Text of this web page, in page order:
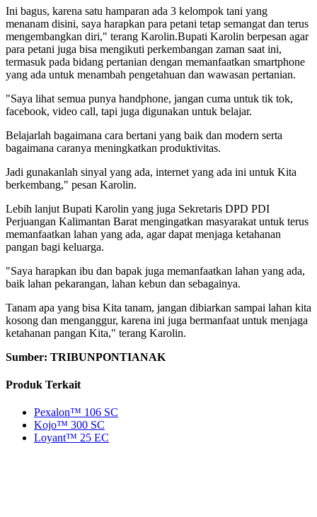
Ini bagus, karena satu hamparan ada 3 kelompok tani yang
menanam disini, saya harapkan para petani tetap semangat dan terus
mengembangkan diri," terang Karolin.Bupati Karolin berpesan agar
para petani juga bisa mengikuti perkembangan zaman saat ini,
termasuk pada bidang pertanian dengan memanfaatkan smartphone
yang ada untuk menambah pengetahuan dan wawasan pertanian.
"Saya lihat semua punya handphone, jangan cuma untuk tik tok,
facebook, video call, tapi juga digunakan untuk belajar.
Belajarlah bagaimana cara bertani yang baik dan modern serta
bagaimana caranya meningkatkan produktivitas.
Jadi gunakanlah sinyal yang ada, internet yang ada ini untuk Kita
berkembang," pesan Karolin.
Lebih lanjut Bupati Karolin yang juga Sekretaris DPD PDI
Perjuangan Kalimantan Barat mengingatkan masyarakat untuk terus
memanfaatkan lahan yang ada, agar dapat menjaga ketahanan
pangan bagi keluarga.
"Saya harapkan ibu dan bapak juga memanfaatkan lahan yang ada,
baik lahan pekarangan, lahan kebun dan sebagainya.
Tanam apa yang bisa Kita tanam, jangan dibiarkan sampai lahan kita
kosong dan menganggur, karena ini juga bermanfaat untuk menjaga
ketahanan pangan Kita," terang Karolin.
Sumber: TRIBUNPONTIANAK
Produk Terkait
Pexalon™ 106 SC
Kojo™ 300 SC
Loyant™ 25 EC